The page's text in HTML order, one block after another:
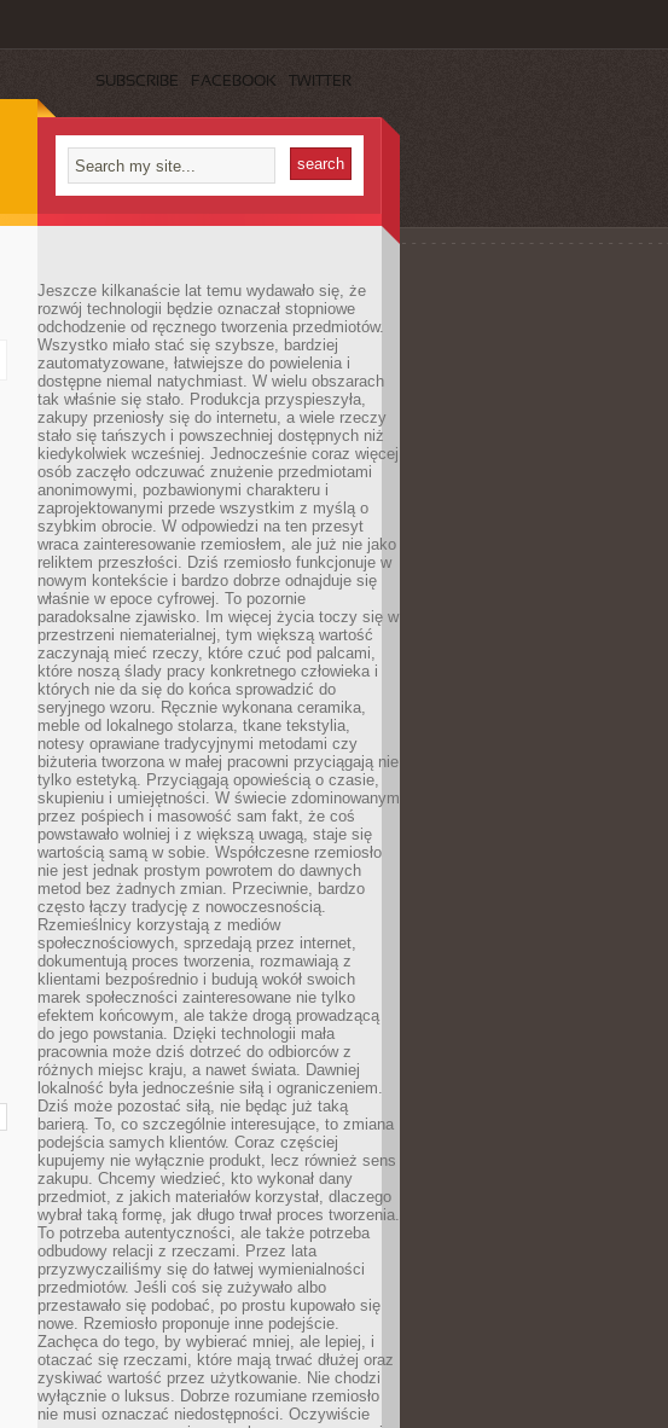
SUBSCRIBE FACEBOOK TWITTER
Jeszcze kilkanaście lat temu wydawało się, że
rozwój technologii będzie oznaczał stopniowe
odchodzenie od ręcznego tworzenia przedmiotów.
Wszystko miało stać się szybsze, bardziej
zautomatyzowane, łatwiejsze do powielenia i
dostępne niemal natychmiast. W wielu obszarach
tak właśnie się stało. Produkcja przyspieszyła,
zakupy przeniosły się do internetu, a wiele rzeczy
stało się tańszych i powszechniej dostępnych niż
kiedykolwiek wcześniej. Jednocześnie coraz więcej
osób zaczęło odczuwać znużenie przedmiotami
anonimowymi, pozbawionymi charakteru i
zaprojektowanymi przede wszystkim z myślą o
szybkim obrocie. W odpowiedzi na ten przesyt
wraca zainteresowanie rzemiosłem, ale już nie jako
reliktem przeszłości. Dziś rzemiosło funkcjonuje w
nowym kontekście i bardzo dobrze odnajduje się
właśnie w epoce cyfrowej. To pozornie
paradoksalne zjawisko. Im więcej życia toczy się w
przestrzeni niematerialnej, tym większą wartość
zaczynają mieć rzeczy, które czuć pod palcami,
które noszą ślady pracy konkretnego człowieka i
których nie da się do końca sprowadzić do
seryjnego wzoru. Ręcznie wykonana ceramika,
meble od lokalnego stolarza, tkane tekstylia,
notesy oprawiane tradycyjnymi metodami czy
biżuteria tworzona w małej pracowni przyciągają nie
tylko estetyką. Przyciągają opowieścią o czasie,
skupieniu i umiejętności. W świecie zdominowanym
przez pośpiech i masowość sam fakt, że coś
powstawało wolniej i z większą uwagą, staje się
wartością samą w sobie. Współczesne rzemiosło
nie jest jednak prostym powrotem do dawnych
metod bez żadnych zmian. Przeciwnie, bardzo
często łączy tradycję z nowoczesnością.
Rzemieślnicy korzystają z mediów
społecznościowych, sprzedają przez internet,
dokumentują proces tworzenia, rozmawiają z
klientami bezpośrednio i budują wokół swoich
marek społeczności zainteresowane nie tylko
efektem końcowym, ale także drogą prowadzącą
do jego powstania. Dzięki technologii mała
pracownia może dziś dotrzeć do odbiorców z
różnych miejsc kraju, a nawet świata. Dawniej
lokalność była jednocześnie siłą i ograniczeniem.
Dziś może pozostać siłą, nie będąc już taką
barierą. To, co szczególnie interesujące, to zmiana
podejścia samych klientów. Coraz częściej
kupujemy nie wyłącznie produkt, lecz również sens
zakupu. Chcemy wiedzieć, kto wykonał dany
przedmiot, z jakich materiałów korzystał, dlaczego
wybrał taką formę, jak długo trwał proces tworzenia.
To potrzeba autentyczności, ale także potrzeba
odbudowy relacji z rzeczami. Przez lata
przyzwyczailiśmy się do łatwej wymienialności
przedmiotów. Jeśli coś się zużywało albo
przestawało się podobać, po prostu kupowało się
nowe. Rzemiosło proponuje inne podejście.
Zachęca do tego, by wybierać mniej, ale lepiej, i
otaczać się rzeczami, które mają trwać dłużej oraz
zyskiwać wartość przez użytkowanie. Nie chodzi
wyłącznie o luksus. Dobrze rozumiane rzemiosło
nie musi oznaczać niedostępności. Oczywiście